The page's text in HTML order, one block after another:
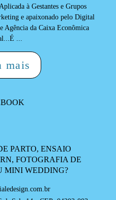
à Gestantes e Grupos
e apaixonado pelo Digital
Agência da Caixa Econômica
...
mais
PARTO, ENSAIO
FOTOGRAFIA DE
MINI WEDDING?